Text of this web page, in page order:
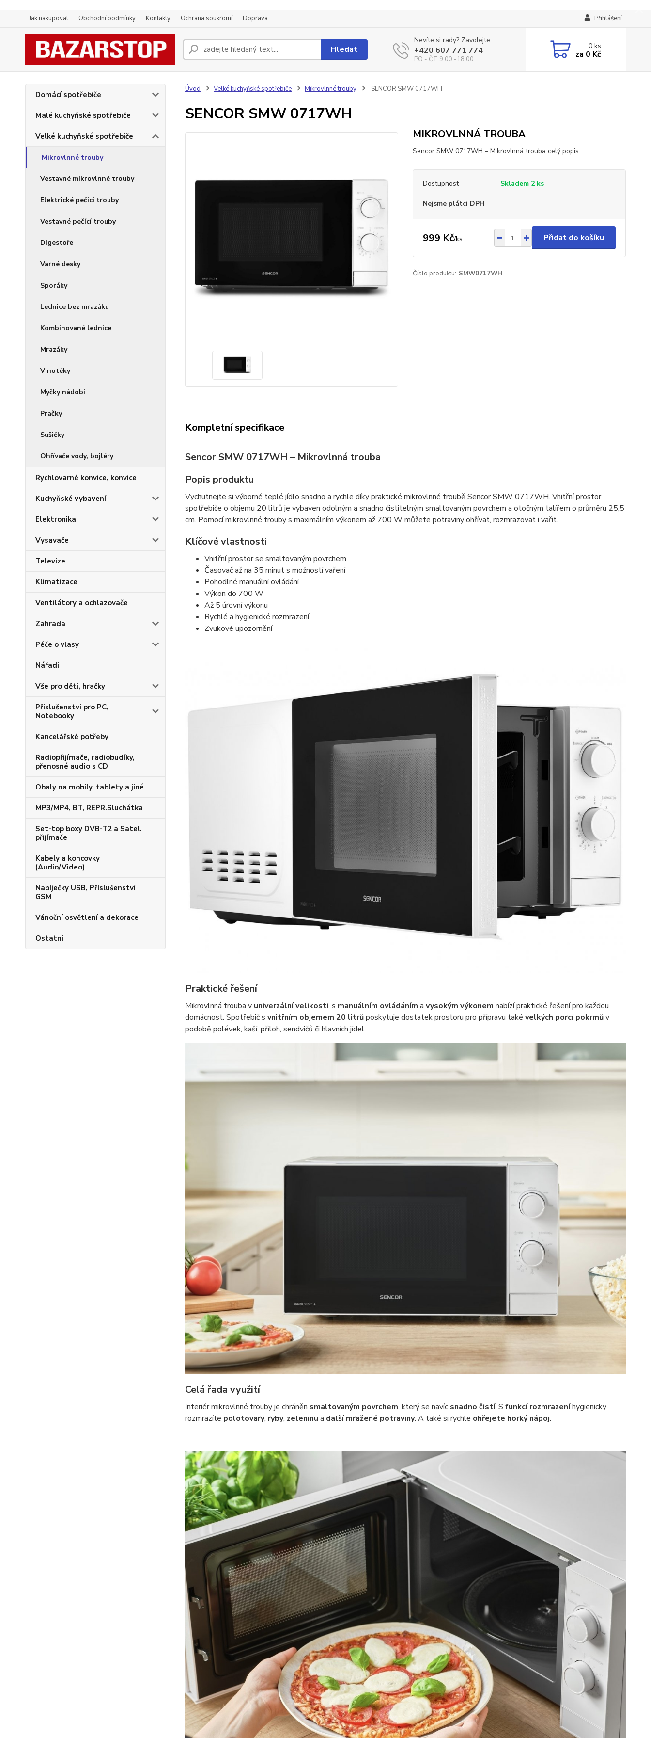
Jak nakupovat Obchodní podmínky Kontakty Ochrana soukromí Doprava Přihlášení
Hledat
Nevíte si rady? Zavolejte.
+420 607 771 774
PO - ČT 9:00 -18:00
0ks
za 0 Kč
Domácí spotřebiče
Malé kuchyňské spotřebiče
Velké kuchyňské spotřebiče
Mikrovlnné trouby
Vestavné mikrovlnné trouby
Elektrické pečící trouby
Vestavné pečící trouby
Digestoře
Varné desky
Sporáky
Lednice bez mrazáku
Kombinované lednice
Mrazáky
Vinotéky
Myčky nádobí
Pračky
Sušičky
Ohřívače vody, bojléry
Rychlovarné konvice, konvice
Kuchyňské vybavení
Elektronika
Vysavače
Televize
Klimatizace
Ventilátory a ochlazovače
Zahrada
Péče o vlasy
Nářadí
Vše pro děti, hračky
Příslušenství pro PC,
Notebooky
Kancelářské potřeby
Radiopřijímače, radiobudíky,
přenosné audio s CD
Obaly na mobily, tablety a jiné
MP3/MP4, BT, REPR.Sluchátka
Set-top boxy DVB-T2 a Satel.
přijímače
Kabely a koncovky
(Audio/Video)
Nabíječky USB, Příslušenství
GSM
Vánoční osvětlení a dekorace
Ostatní
Úvod Velké kuchyňské spotřebiče Mikrovlnné trouby SENCOR SMW 0717WH
SENCOR SMW 0717WH
MIKROVLNNÁ TROUBA
Sencor SMW 0717WH – Mikrovlnná trouba celý popis
Dostupnost Skladem 2 ks
Nejsme plátci DPH
999 Kč/ks Přidat do košíku
Číslo produktu: SMW0717WH
Kompletní specifikace
Sencor SMW 0717WH – Mikrovlnná trouba
Popis produktu
Vychutnejte si výborné teplé jídlo snadno a rychle díky praktické mikrovlnné troubě Sencor SMW 0717WH. Vnitřní prostor
spotřebiče o objemu 20 litrů je vybaven odolným a snadno čistitelným smaltovaným povrchem a otočným talířem o průměru 25,5
cm. Pomocí mikrovlnné trouby s maximálním výkonem až 700 W můžete potraviny ohřívat, rozmrazovat i vařit.
Klíčové vlastnosti
Vnitřní prostor se smaltovaným povrchem
Časovač až na 35 minut s možností vaření
Pohodlné manuální ovládání
Výkon do 700 W
Až 5 úrovní výkonu
Rychlé a hygienické rozmrazení
Zvukové upozornění
Praktické řešení
Mikrovlnná trouba v univerzální velikosti, s manuálním ovládáním a vysokým výkonem nabízí praktické řešení pro každou
domácnost. Spotřebič s vnitřním objemem 20 litrůposkytuje dostatek prostoru pro přípravu také velkých porcí pokrmův
podobě polévek, kaší, příloh, sendvičů či hlavních jídel.
Celá řada využití
Interiér mikrovlnné trouby je chráněn smaltovaným povrchem, který se navíc snadno čistí. S funkcí rozmrazeníhygienicky
rozmrazíte polotovary, ryby, zeleninu a další mražené potraviny. A také si rychle ohřejete horkýnápoj.